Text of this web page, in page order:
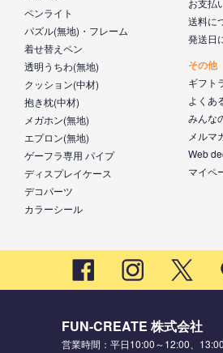
ペンライト
パズル(無地)・フレーム
着せ替えペン
透明うちわ(無地)
クッション(中材)
抱き枕(中材)
メガホン(無地)
エプロン(無地)
ゲーフラ専用 パイプ
ディスプレイケース
デコパーツ
カラーシール
送料に
発送日
その他
ギフト
よくあ
みんな
メルマ
Web
マイペ
FUN-CREATE 株式会社
営業時間：平日10:00～12:00、